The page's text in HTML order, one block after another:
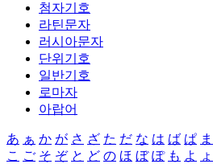
첨자기호
라틴문자
러시아문자
단위기호
일반기호
로마자
아랍어
あ ぁ か が さ ざ た だ な は ば ぱ ま
こ ご そ ぞ と ど の ほ ぼ ぽ も よ ょ